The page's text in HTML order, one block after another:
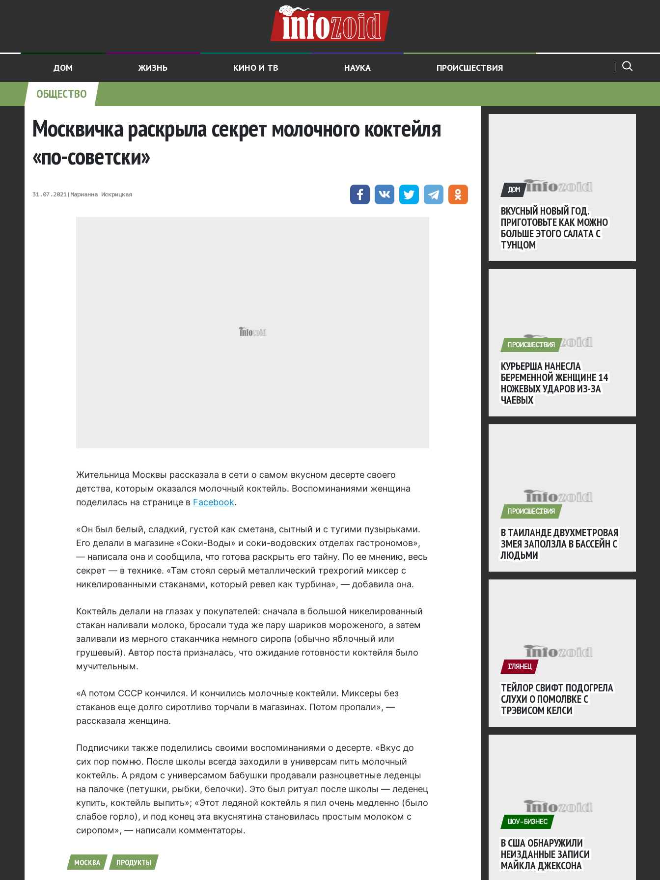
ДОМ ЖИЗНЬ КИНО И ТВ НАУКА ПРОИСШЕСТВИЯ
ОБЩЕСТВО
Москвичка раскрыла секрет молочного коктейля
«по-советски»
31.07.2021 | Марианна Искрицкая
Жительница Москвы рассказала в сети о самом вкусном десерте своего
детства, которым оказался молочный коктейль. Воспоминаниями женщина
поделилась на странице в Facebook.
«Он был белый, сладкий, густой как сметана, сытный и с тугими пузырьками.
Его делали в магазине «Соки-Воды» и соки-водовских отделах гастрономов»,
— написала она и сообщила, что готова раскрыть его тайну. По ее мнению, весь
секрет — в технике. «Там стоял серый металлический трехрогий миксер с
никелированными стаканами, который ревел как турбина», — добавила она.
Коктейль делали на глазах у покупателей: сначала в большой никелированный
стакан наливали молоко, бросали туда же пару шариков мороженого, а затем
заливали из мерного стаканчика немного сиропа (обычно яблочный или
грушевый). Автор поста призналась, что ожидание готовности коктейля было
мучительным.
«А потом СССР кончился. И кончились молочные коктейли. Миксеры без
стаканов еще долго сиротливо торчали в магазинах. Потом пропали», —
рассказала женщина.
Подписчики также поделились своими воспоминаниями о десерте. «Вкус до
сих пор помню. После школы всегда заходили в универсам пить молочный
коктейль. А рядом с универсамом бабушки продавали разноцветные леденцы
на палочке (петушки, рыбки, белочки). Это был ритуал после школы — леденец
купить, коктейль выпить»; «Этот ледяной коктейль я пил очень медленно (было
слабое горло), и под конец эта вкуснятина становилась простым молоком с
сиропом», — написали комментаторы.
МОСКВА ПРОДУКТЫ
ДОМ
ВКУСНЫЙ НОВЫЙ ГОД.
ПРИГОТОВЬТЕ КАК МОЖНО
БОЛЬШЕ ЭТОГО САЛАТА С
ТУНЦОМ
ПРОИСШЕСТВИЯ
КУРЬЕРША НАНЕСЛА
БЕРЕМЕННОЙ ЖЕНЩИНЕ 14
НОЖЕВЫХ УДАРОВ ИЗ-ЗА
ЧАЕВЫХ
ПРОИСШЕСТВИЯ
В ТАИЛАНДЕ ДВУХМЕТРОВАЯ
ЗМЕЯ ЗАПОЛЗЛА В БАССЕЙН С
ЛЮДЬМИ
ГЛЯНЕЦ
ТЕЙЛОР СВИФТ ПОДОГРЕЛА
СЛУХИ О ПОМОЛВКЕ С
ТРЭВИСОМ КЕЛСИ
ШОУ-БИЗНЕС
В США ОБНАРУЖИЛИ
НЕИЗДАННЫЕ ЗАПИСИ
МАЙКЛА ДЖЕКСОНА